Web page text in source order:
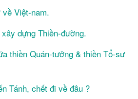
Việt-nam.
dựng Thiền-đường.
thiền Quán-tưởng & thiền Tổ-sư
Tánh, chết đi về đâu ?